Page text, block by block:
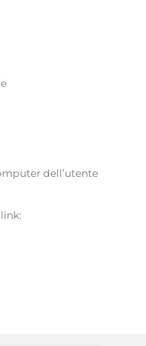
dell’utente